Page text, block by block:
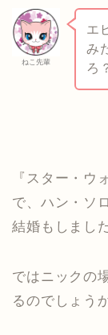
ねこ先輩
エ
み
ろ
『スター・ウ
で、ハン・ソ
結婚もしました
ではニックの
るのでしょう